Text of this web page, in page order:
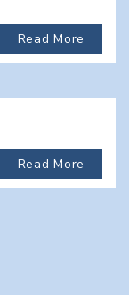
Read More
Read More